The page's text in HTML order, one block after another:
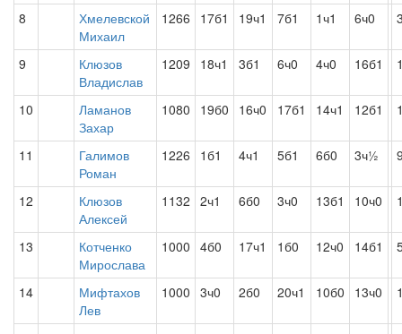
8
Хмелевской
Михаил
1266 17б1 19ч1 7б1 1ч1 6ч0
9
Клюзов
Владислав
1209 18ч1 3б1 6ч0 4ч0 16б1
10
Ламанов
Захар
1080 19б0 16ч0 17б1 14ч1 12б1
11
Галимов
Роман
1226 1б1 4ч1 5б1 6б0 3ч½
12
Клюзов
Алексей
1132 2ч1 6б0 3ч0 13б1 10ч0
13
Котченко
Мирослава
1000 4б0 17ч1 1б0 12ч0 14б1
14
Мифтахов
Лев
1000 3ч0 2б0 20ч1 10б0 13ч0